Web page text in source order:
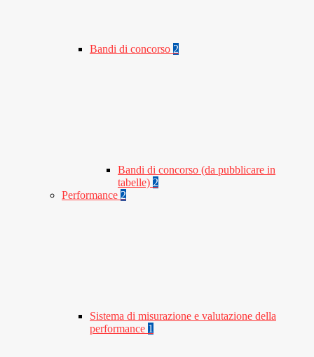
Bandi di concorso 2
Bandi di concorso (da pubblicare in
tabelle) 2
Performance 2
Sistema di misurazione e valutazione della
performance 1